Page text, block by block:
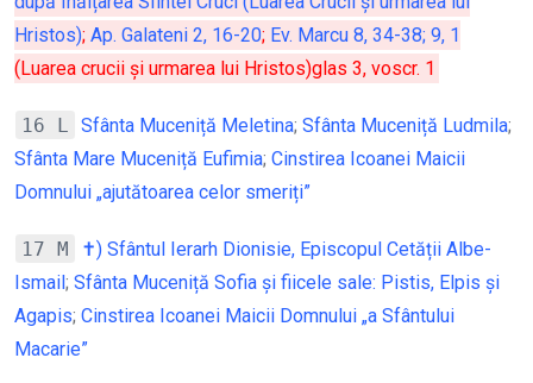
Hristos); Ap. Galateni 2, 16-20; Ev. Marcu 8, 34-38; 9, 1
(Luarea crucii și urmarea lui Hristos)glas 3, voscr. 1
16 L Sfânta Muceniță Meletina; Sfânta Muceniță Ludmila;
Sfânta Mare Muceniță Eufimia; Cinstirea Icoanei Maicii
Domnului „ajutătoarea celor smeriți”
17 M
✝) Sfântul Ierarh Dionisie, Episcopul Cetății Albe-
Ismail; Sfânta Muceniță Sofia și fiicele sale: Pistis, Elpis și
Agapis; Cinstirea Icoanei Maicii Domnului „a Sfântului
Macarie”